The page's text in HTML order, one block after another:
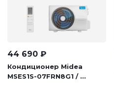
44 690 ₽
Кондиционер Midea
MSES1S-07FRN8G1 / ...